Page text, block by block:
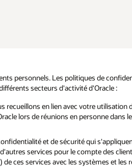
personnels. Les politiques de
secteurs d'activité d'Oracle :
en lien avec votre utilisation
lors de réunions en personne dans
et de sécurité qui
services pour le compte des
ces services avec les systèmes et les